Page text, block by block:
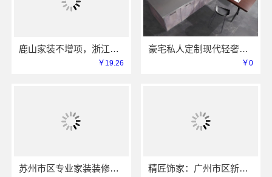
鹿山家装不增项，浙江宜美嘉装饰工程有限公司承诺透明报价
￥19.26
豪宅私人定制现代轻奢流程江苏东钢金属家居有限公司
￥0
苏州市区专业家装装修多少钱？百年豪庭全屋定制报价 精匠饰家：广州市区新房设计施工一体